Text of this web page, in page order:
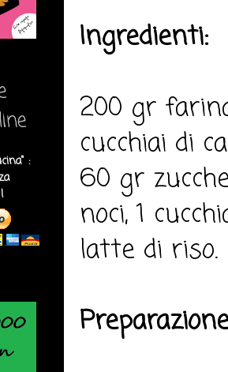
Ingredienti:
200 gr
cucchiai di
60 gr
noci, 1
latte di riso.
: